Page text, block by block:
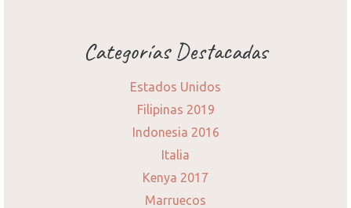
Categorías Destacadas
Estados Unidos
Filipinas 2019
Indonesia 2016
Italia
Kenya 2017
Marruecos